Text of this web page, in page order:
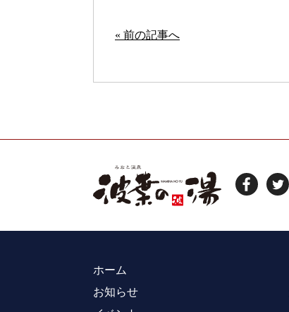
« 前の記事へ
ホーム
お知らせ